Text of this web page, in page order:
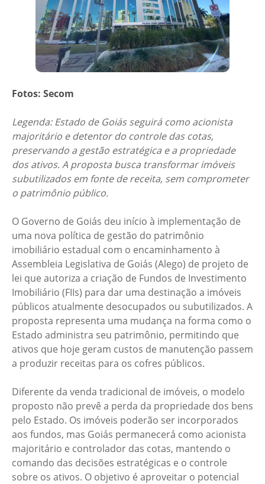
Fotos: Secom
Legenda: Estado de Goiás seguirá como acionista
majoritário e detentor do controle das cotas,
preservando a gestão estratégica e a propriedade
dos ativos. A proposta busca transformar imóveis
subutilizados em fonte de receita, sem comprometer
o patrimônio público.
O Governo de Goiás deu início à implementação de
uma nova política de gestão do patrimônio
imobiliário estadual com o encaminhamento à
Assembleia Legislativa de Goiás (Alego) de projeto de
lei que autoriza a criação de Fundos de Investimento
Imobiliário (FIIs) para dar uma destinação a imóveis
públicos atualmente desocupados ou subutilizados. A
proposta representa uma mudança na forma como o
Estado administra seu patrimônio, permitindo que
ativos que hoje geram custos de manutenção passem
a produzir receitas para os cofres públicos.
Diferente da venda tradicional de imóveis, o modelo
proposto não prevê a perda da propriedade dos bens
pelo Estado. Os imóveis poderão ser incorporados
aos fundos, mas Goiás permanecerá como acionista
majoritário e controlador das cotas, mantendo o
comando das decisões estratégicas e o controle
sobre os ativos. O objetivo é aproveitar o potencial